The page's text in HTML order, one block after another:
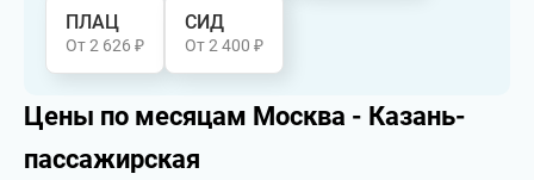
ПЛАЦ
От 2 626 ₽
СИД
От 2 400 ₽
Цены по месяцам Москва - Казань-
пассажирская